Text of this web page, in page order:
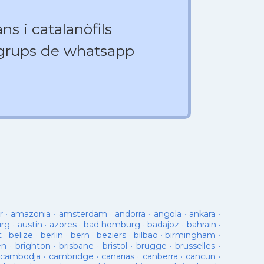
i catalanòfils
de whatsapp
· amazonia · amsterdam · andorra · angola · ankara ·
· austin · azores· bad homburg ·badajoz · bahrain ·
·belize · berlin · bern ·beziers · bilbao ·birmingham ·
· brighton ·brisbane · bristol · brugge ·brusselles ·
cambodja · cambridge · canarias · canberra · cancun ·